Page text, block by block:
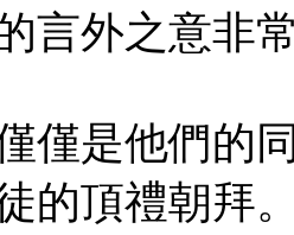
言外之意非
僅是他們的
的頂禮朝拜